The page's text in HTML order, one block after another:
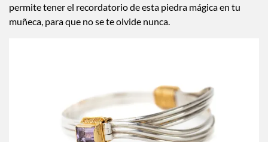
permite tener el recordatorio de esta piedra mágica en tu
muñeca, para que no se te olvide nunca.